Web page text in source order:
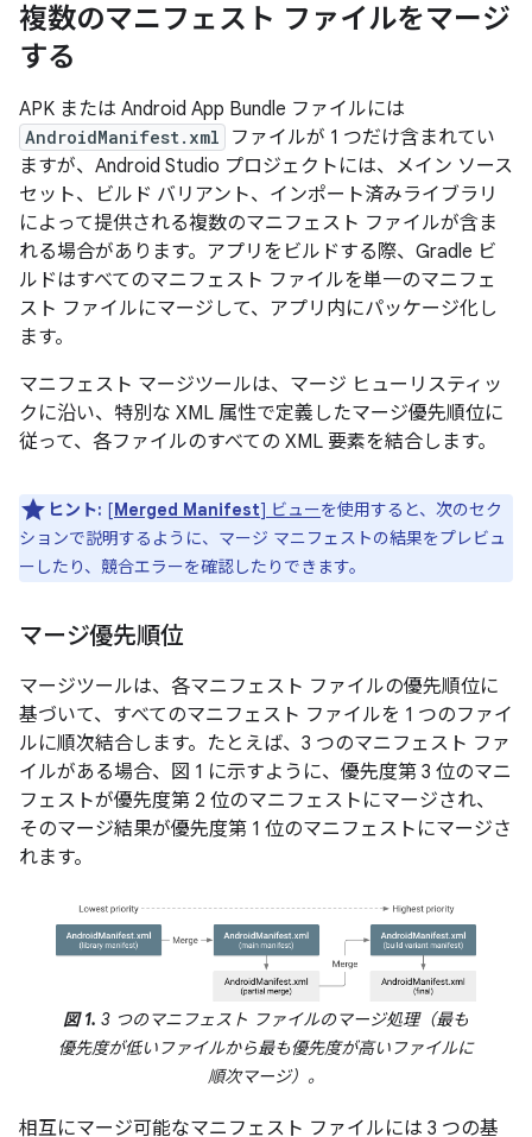
複数のマニフェスト ファイルをマージ
する
APK または Android App Bundle ファイルには
AndroidManifest.xml
ファイルが 1 つだけ含まれてい
ますが、Android Studio プロジェクトには、メイン ソース
セット、ビルド バリアント、インポート済みライブラリ
によって提供される複数のマニフェスト ファイルが含ま
れる場合があります。アプリをビルドする際、Gradle ビ
ルドはすべてのマニフェスト ファイルを単一のマニフェ
スト ファイルにマージして、アプリ内にパッケージ化し
ます。
マニフェスト マージツールは、マージ ヒューリスティッ
クに沿い、特別な XML 属性で定義したマージ優先順位に
従って、各ファイルのすべての XML 要素を結合します。
ヒント: [Merged Manifest] ビューを使用すると、次のセク
ションで説明するように、マージ マニフェストの結果をプレビュ
ーしたり、競合エラーを確認したりできます。
マージ優先順位
マージツールは、各マニフェスト ファイルの優先順位に
基づいて、すべてのマニフェスト ファイルを 1 つのファイ
ルに順次結合します。たとえば、3 つのマニフェスト ファ
イルがある場合、図 1 に示すように、優先度第 3 位のマニ
フェストが優先度第 2 位のマニフェストにマージされ、
そのマージ結果が優先度第 1 位のマニフェストにマージさ
れます。
図 1. 3 つのマニフェスト ファイルのマージ処理（最も
優先度が低いファイルから最も優先度が高いファイルに
順次マージ）。
相互にマージ可能なマニフェスト ファイルには 3 つの基